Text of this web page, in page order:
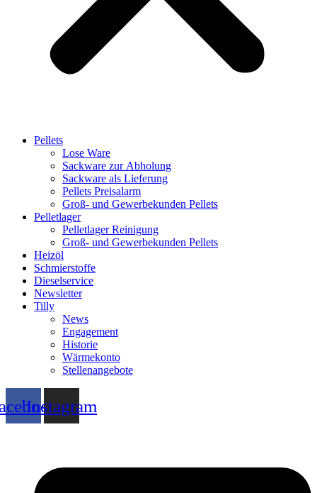
Pellets
Lose Ware
Sackware zur Abholung
Sackware als Lieferung
Pellets Preisalarm
Groß- und Gewerbekunden Pellets
Pelletlager
Pelletlager Reinigung
Groß- und Gewerbekunden Pellets
Heizöl
Schmierstoffe
Dieselservice
Newsletter
Tilly
News
Engagement
Historie
Wärmekonto
Stellenangebote
Instagram